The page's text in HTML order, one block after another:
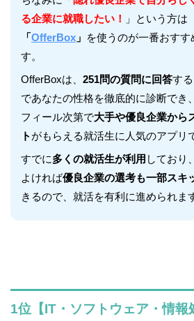
る企業に就職したい！
」という方は
「OfferBox 」 を使うのが一番おすす
す。
OfferBoxは、 251問の質問に回答す
であなたの性格を徹底的に診断でき
フィール次第で大手や優良企業から
ト がもらえる就活生に人気のアプリ
すでに多くの就活生が利用 しており
よければ優良企業の選考も一部スキ
きるので、就活を有利に進められま
1位【IT・ソフトウェア・情報